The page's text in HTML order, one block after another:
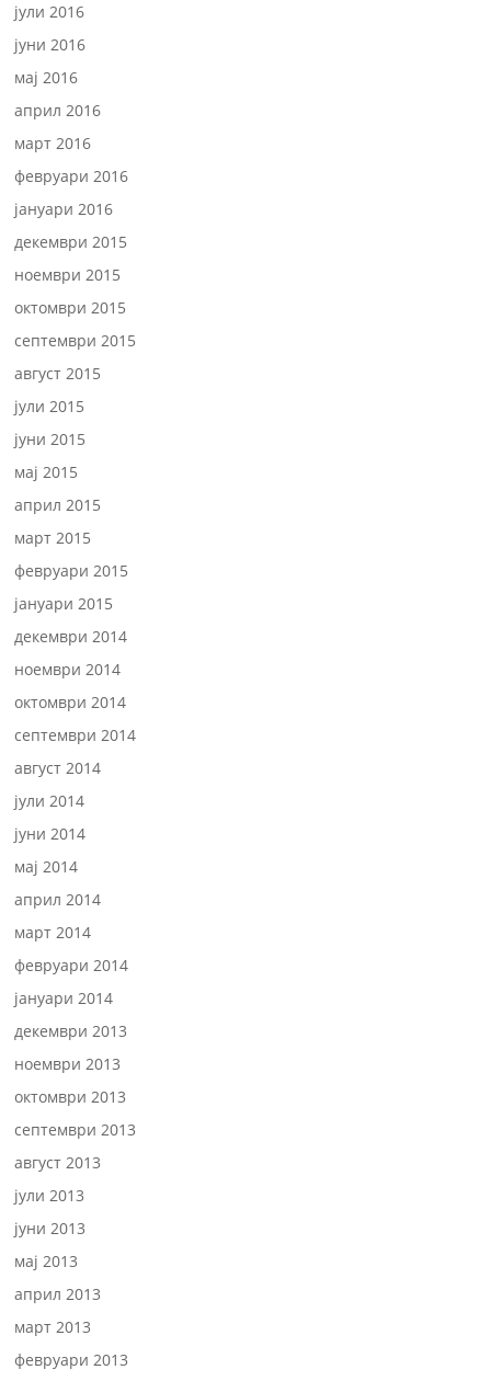
јули 2016
јуни 2016
мај 2016
април 2016
март 2016
февруари 2016
јануари 2016
декември 2015
ноември 2015
октомври 2015
септември 2015
август 2015
јули 2015
јуни 2015
мај 2015
април 2015
март 2015
февруари 2015
јануари 2015
декември 2014
ноември 2014
октомври 2014
септември 2014
август 2014
јули 2014
јуни 2014
мај 2014
април 2014
март 2014
февруари 2014
јануари 2014
декември 2013
ноември 2013
октомври 2013
септември 2013
август 2013
јули 2013
јуни 2013
мај 2013
април 2013
март 2013
февруари 2013